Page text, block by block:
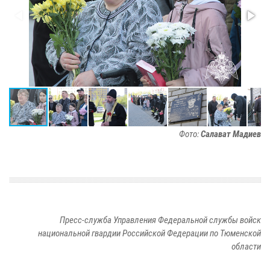
Фото:Салават Мадиев
Пресс-служба Управления Федеральной службы войск
национальной гвардии Российской Федерации по Тюменской
области